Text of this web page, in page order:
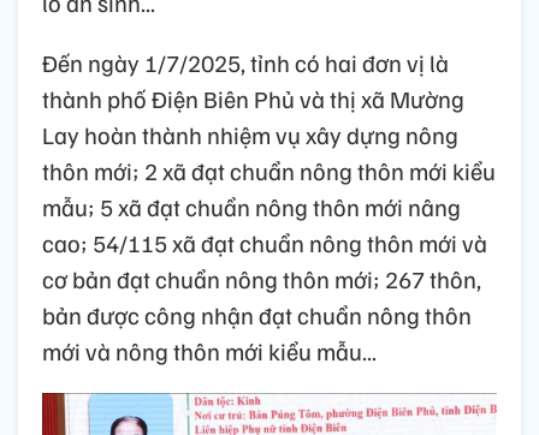
Đến ngày 1/7/2025, tỉnh có hai đơn vị là
thành phố Điện Biên Phủ và thị xã Mường
Lay hoàn thành nhiệm vụ xây dựng nông
thôn mới; 2 xã đạt chuẩn nông thôn mới kiểu
mẫu; 5 xã đạt chuẩn nông thôn mới nâng
cao; 54/115 xã đạt chuẩn nông thôn mới và
cơ bản đạt chuẩn nông thôn mới; 267 thôn,
bản được công nhận đạt chuẩn nông thôn
mới và nông thôn mới kiểu mẫu...